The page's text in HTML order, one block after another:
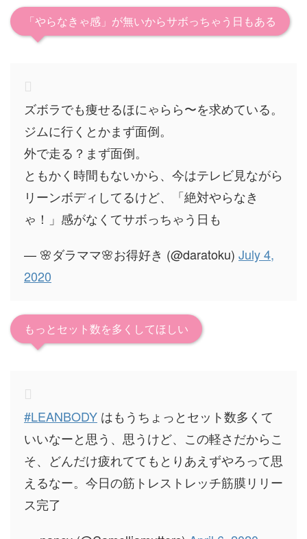
「やらなきゃ感」が無いからサボっちゃう日もある
ズボラでも痩せるほにゃらら〜を求めている。
ジムに行くとかまず面倒。
外で走る？まず面倒。
ともかく時間もないから、今はテレビ見ながら
リーンボディしてるけど、「絶対やらなき
ゃ！」感がなくてサボっちゃう日も
— 🌸ダラママ🌸お得好き (@daratoku) July 4,
2020
もっとセット数を多くしてほしい
#LEANBODY はもうちょっとセット数多くて
いいなーと思う、思うけど、この軽さだからこ
そ、どんだけ疲れててもとりあえずやろって思
えるなー。今日の筋トレストレッチ筋膜リリー
ス完了